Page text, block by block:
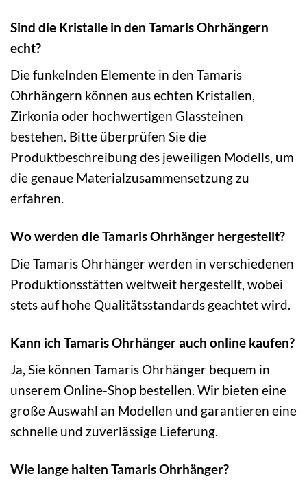
Sind die Kristalle in den Tamaris Ohrhängern
echt?
Die funkelnden Elemente in den Tamaris
Ohrhängern können aus echten Kristallen,
Zirkonia oder hochwertigen Glassteinen
bestehen. Bitte überprüfen Sie die
Produktbeschreibung des jeweiligen Modells, um
die genaue Materialzusammensetzung zu
erfahren.
Wo werden die Tamaris Ohrhänger hergestellt?
Die Tamaris Ohrhänger werden in verschiedenen
Produktionsstätten weltweit hergestellt, wobei
stets auf hohe Qualitätsstandards geachtet wird.
Kann ich Tamaris Ohrhänger auch online kaufen?
Ja, Sie können Tamaris Ohrhänger bequem in
unserem Online-Shop bestellen. Wir bieten eine
große Auswahl an Modellen und garantieren eine
schnelle und zuverlässige Lieferung.
Wie lange halten Tamaris Ohrhänger?